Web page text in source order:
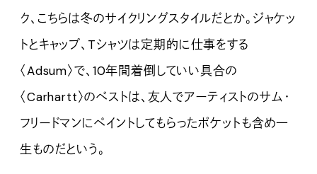
ク、こちらは冬のサイクリングスタイルだとか。ジャケッ
トとキャップ、Tシャツは定期的に仕事をする
〈Adsum〉で、10年間着倒していい具合の
〈Carhartt〉のベストは、友人でアーティストのサム・
フリードマンにペイントしてもらったポケットも含め一
生ものだという。